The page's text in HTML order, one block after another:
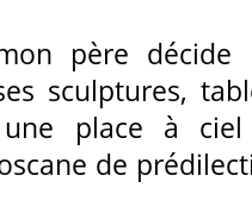
père
sculptures,
place à
de